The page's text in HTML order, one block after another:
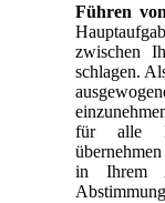
Führen
zwischen
schlagen.
für alle
in Ihrem